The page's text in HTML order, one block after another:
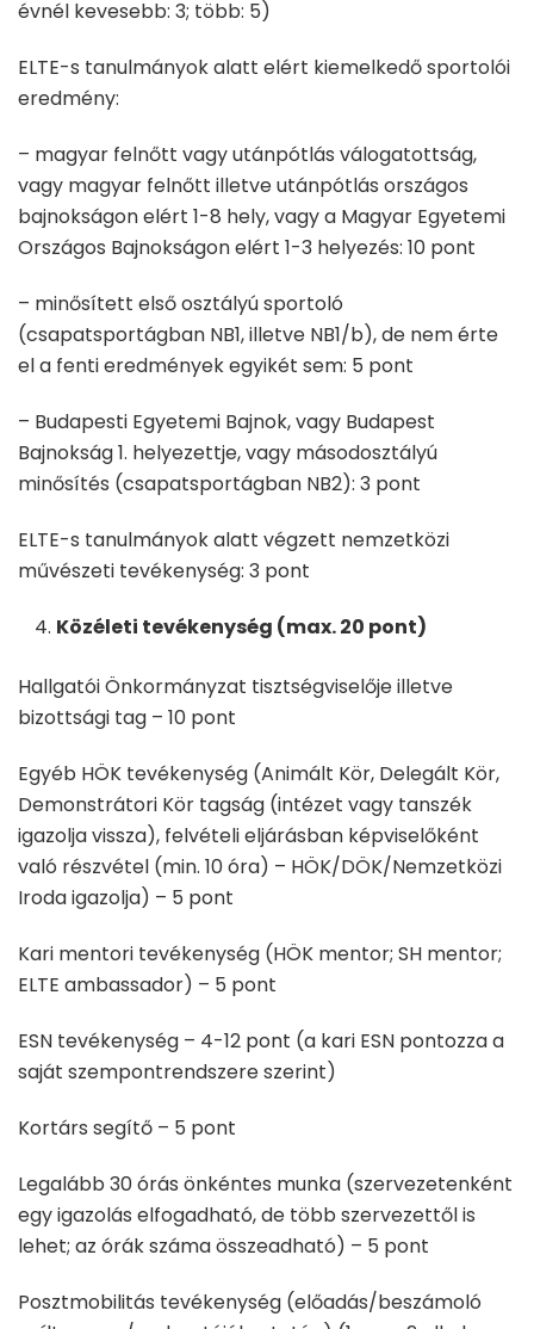
évnél kevesebb: 3; több: 5)
ELTE-s tanulmányok alatt elért kiemelkedő sportolói
eredmény:
– magyar felnőtt vagy utánpótlás válogatottság,
vagy magyar felnőtt illetve utánpótlás országos
bajnokságon elért 1-8 hely, vagy a Magyar Egyetemi
Országos Bajnokságon elért 1-3 helyezés: 10 pont
– minősített első osztályú sportoló
(csapatsportágban NB1, illetve NB1/b), de nem érte
el a fenti eredmények egyikét sem: 5 pont
– Budapesti Egyetemi Bajnok, vagy Budapest
Bajnokság 1. helyezettje, vagy másodosztályú
minősítés (csapatsportágban NB2): 3 pont
ELTE-s tanulmányok alatt végzett nemzetközi
művészeti tevékenység: 3 pont
Közéleti tevékenység (max. 20 pont)
Hallgatói Önkormányzat tisztségviselője illetve
bizottsági tag – 10 pont
Egyéb HÖK tevékenység (Animált Kör, Delegált Kör,
Demonstrátori Kör tagság (intézet vagy tanszék
igazolja vissza), felvételi eljárásban képviselőként
való részvétel (min. 10 óra) – HÖK/DÖK/Nemzetközi
Iroda igazolja) – 5 pont
Kari mentori tevékenység (HÖK mentor; SH mentor;
ELTE ambassador) – 5 pont
ESN tevékenység – 4-12 pont (a kari ESN pontozza a
saját szempontrendszere szerint)
Kortárs segítő – 5 pont
Legalább 30 órás önkéntes munka (szervezetenként
egy igazolás elfogadható, de több szervezettől is
lehet; az órák száma összeadható) – 5 pont
Posztmobilitás tevékenység (előadás/beszámoló